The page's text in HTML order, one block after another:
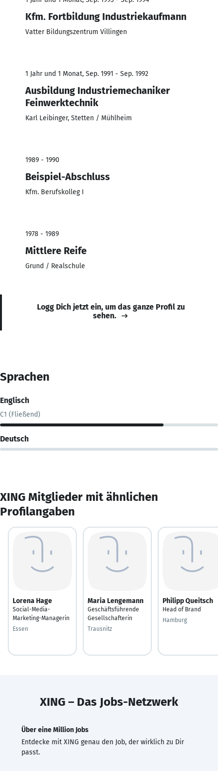
Kfm. Fortbildung Industriekaufmann
Vatter Bildungszentrum Villingen
1 Jahr und 1 Monat, Sep. 1991 - Sep. 1992
Ausbildung Industriemechaniker
Feinwerktechnik
Karl Leibinger, Stetten / Mühlheim
1989 - 1990
Beispiel-Abschluss
Kfm. Berufskolleg I
1978 - 1989
Mittlere Reife
Grund / Realschule
Logg Dich jetzt ein, um das ganze Profil zu
sehen.
Sprachen
Englisch
C1 (Fließend)
Deutsch
XING Mitglieder mit ähnlichen
Profilangaben
Lorena Hage
Social-Media-
Marketing-Managerin
Essen
Maria Lengemann
Geschäftsführende
Gesellschafterin
Trausnitz
Philipp Queitsch
Head of Brand
Hamburg
XING – Das Jobs-Netzwerk
Über eine Million Jobs
Entdecke mit XING genau den Job, der wirklich zu Dir
passt.